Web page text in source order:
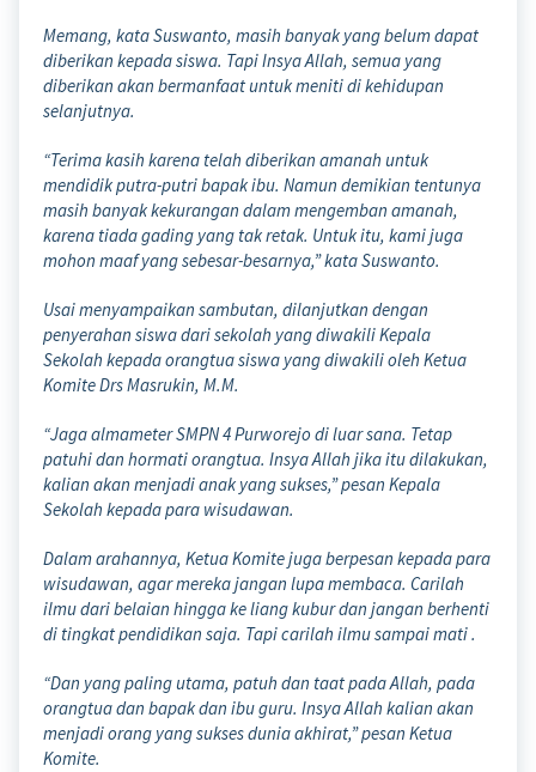
Memang, kata Suswanto, masih banyak yang belum dapat
diberikan kepada siswa. Tapi Insya Allah, semua yang
diberikan akan bermanfaat untuk meniti di kehidupan
selanjutnya.
“Terima kasih karena telah diberikan amanah untuk
mendidik putra-putri bapak ibu. Namun demikian tentunya
masih banyak kekurangan dalam mengemban amanah,
karena tiada gading yang tak retak. Untuk itu, kami juga
mohon maaf yang sebesar-besarnya,” kata Suswanto.
Usai menyampaikan sambutan, dilanjutkan dengan
penyerahan siswa dari sekolah yang diwakili Kepala
Sekolah kepada orangtua siswa yang diwakili oleh Ketua
Komite Drs Masrukin, M.M.
“Jaga almameter SMPN 4 Purworejo di luar sana. Tetap
patuhi dan hormati orangtua. Insya Allah jika itu dilakukan,
kalian akan menjadi anak yang sukses,” pesan Kepala
Sekolah kepada para wisudawan.
Dalam arahannya, Ketua Komite juga berpesan kepada para
wisudawan, agar mereka jangan lupa membaca. Carilah
ilmu dari belaian hingga ke liang kubur dan jangan berhenti
di tingkat pendidikan saja. Tapi carilah ilmu sampai mati .
“Dan yang paling utama, patuh dan taat pada Allah, pada
orangtua dan bapak dan ibu guru. Insya Allah kalian akan
menjadi orang yang sukses dunia akhirat,” pesan Ketua
Komite.